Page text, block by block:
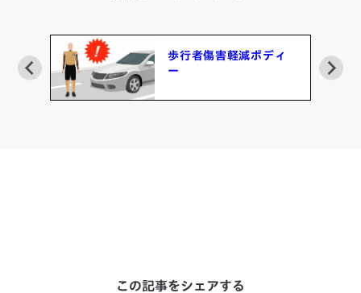
歩行者傷害軽減ボディ
ー
この記事をシェアする